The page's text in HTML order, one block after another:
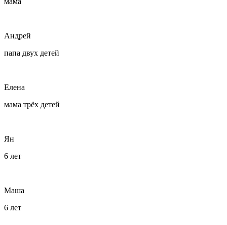
Андрей
папа двух детей
Елена
мама трёх детей
Ян
6 лет
Маша
6 лет